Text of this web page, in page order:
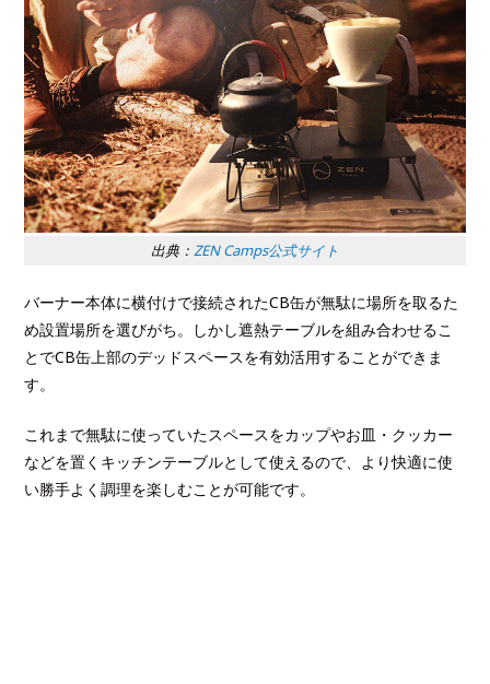
出典： ZEN Camps公式サイト
バーナー本体に横付けで接続されたCB缶が無駄に場所を取るた
め設置場所を選びがち。しかし遮熱テーブルを組み合わせるこ
とでCB缶上部のデッドスペースを有効活用することができま
す。
これまで無駄に使っていたスペースをカップやお皿・クッカー
などを置くキッチンテーブルとして使えるので、より快適に使
い勝手よく調理を楽しむことが可能です。